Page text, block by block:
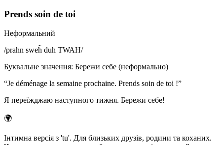
Prends soin de toi
Неформальний
/prahn sweh̃ duh TWAH/
Буквальне значення: Бережи себе (неформально)
“Je déménage la semaine prochaine. Prends soin de toi !”
Я переїжджаю наступного тижня. Бережи себе!
🌍
Інтимна версія з 'tu'. Для близьких друзів, родини та коханих.